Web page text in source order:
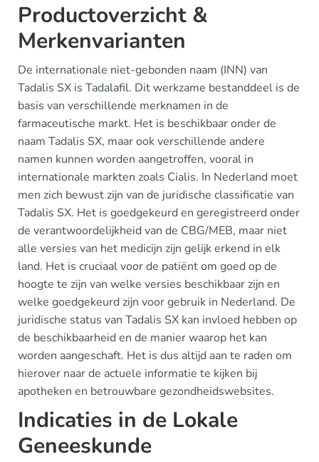
Productoverzicht &
Merkenvarianten
De internationale niet-gebonden naam (INN) van
Tadalis SX is Tadalafil. Dit werkzame bestanddeel is de
basis van verschillende merknamen in de
farmaceutische markt. Het is beschikbaar onder de
naam Tadalis SX, maar ook verschillende andere
namen kunnen worden aangetroffen, vooral in
internationale markten zoals Cialis. In Nederland moet
men zich bewust zijn van de juridische classificatie van
Tadalis SX. Het is goedgekeurd en geregistreerd onder
de verantwoordelijkheid van de CBG/MEB, maar niet
alle versies van het medicijn zijn gelijk erkend in elk
land. Het is cruciaal voor de patiënt om goed op de
hoogte te zijn van welke versies beschikbaar zijn en
welke goedgekeurd zijn voor gebruik in Nederland. De
juridische status van Tadalis SX kan invloed hebben op
de beschikbaarheid en de manier waarop het kan
worden aangeschaft. Het is dus altijd aan te raden om
hierover naar de actuele informatie te kijken bij
apotheken en betrouwbare gezondheidswebsites.
Indicaties in de Lokale
Geneeskunde